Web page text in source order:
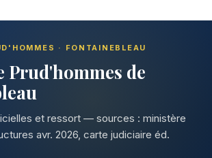
· FONTAINEBLEAU
Prud'hommes de
et ressort — sources : ministère
avr. 2026, carte judiciaire éd.